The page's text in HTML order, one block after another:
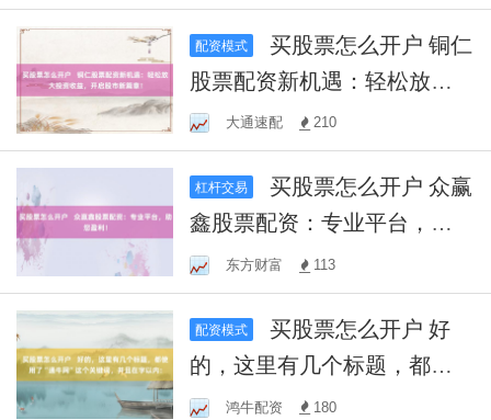
配资模式
买股票怎么开户 铜仁
股票配资新机遇：轻松放大
投资收益，开启股市新篇
章！
大通速配 210
杠杆交易
买股票怎么开户 众赢
鑫股票配资：专业平台，助
您盈利！
东方财富 113
配资模式
买股票怎么开户 好
的，这里有几个标题，都使
用了“通牛网”这个关键词，并
鸿牛配资 180